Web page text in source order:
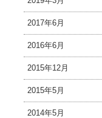
2017年6月
2016年6月
2015年12月
2015年5月
2014年5月